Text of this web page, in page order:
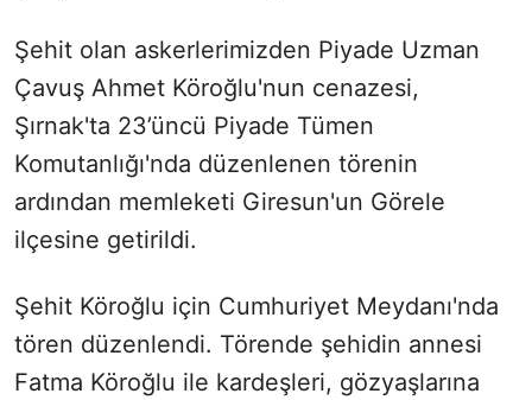
Şehit olan askerlerimizden Piyade Uzman
Çavuş Ahmet Köroğlu'nun cenazesi,
Şırnak'ta 23’üncü Piyade Tümen
Komutanlığı'nda düzenlenen törenin
ardından memleketi Giresun'un Görele
ilçesine getirildi.
Şehit Köroğlu için Cumhuriyet Meydanı'nda
tören düzenlendi. Törende şehidin annesi
Fatma Köroğlu ile kardeşleri, gözyaşlarına